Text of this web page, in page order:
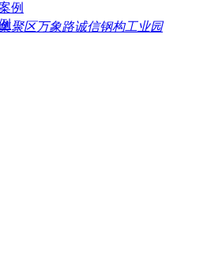
例
聚区万象路诚信钢构工业园